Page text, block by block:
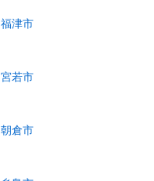
福津市
宮若市
朝倉市